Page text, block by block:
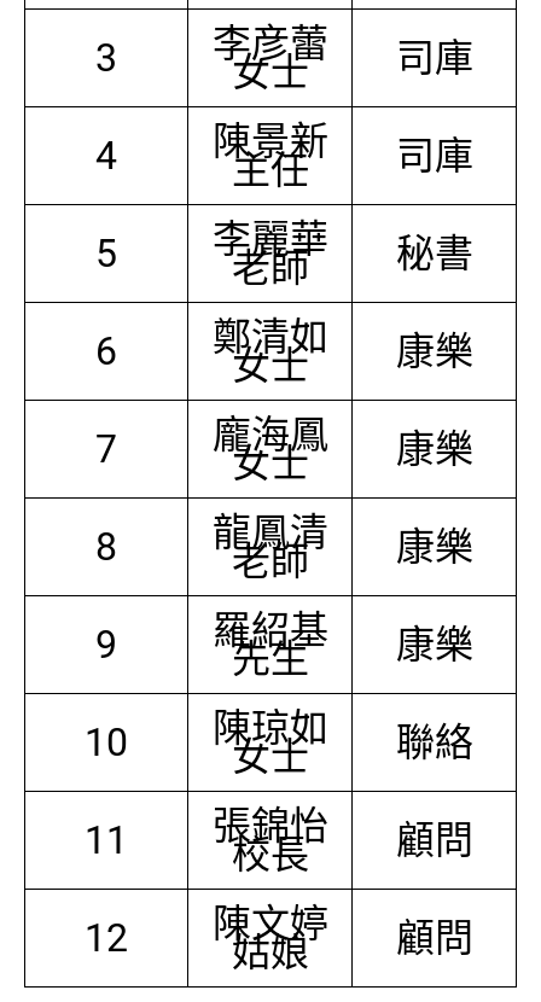
3 李彦蕾
女士 司庫
4 陳景新
主任 司庫
5 李麗華
老師 秘書
6 鄭清如
女士 康樂
7 龐海鳳
女士 康樂
8 龍鳳清
老師 康樂
9 羅紹基
先生 康樂
10 陳琼如
女士 聯絡
11 張錦怡
校長 顧問
12 陳文婷
姑娘 顧問